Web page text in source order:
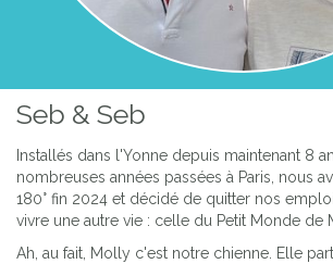
Seb & Seb
Installés dans l'Yonne depuis maintenant 8
nombreuses années passées à Paris, nous
180° fin 2024 et décidé de quitter nos
vivre une autre vie : celle du Petit Monde de
Ah, au fait, Molly c'est notre chienne. Elle